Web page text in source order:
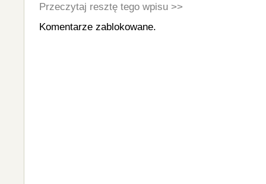
Przeczytaj resztę tego wpisu >>
Komentarze zablokowane.